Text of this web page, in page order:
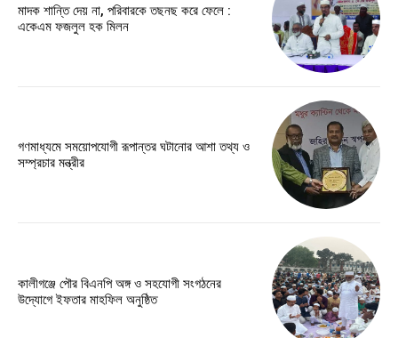
মাদক শান্তি দেয় না, পরিবারকে তছনছ করে ফেলে :
একেএম ফজলুল হক মিলন
গণমাধ্যমে সময়োপযোগী রূপান্তর ঘটানোর আশা তথ্য ও
সম্প্রচার মন্ত্রীর
কালীগঞ্জে পৌর বিএনপি অঙ্গ ও সহযোগী সংগঠনের
উদ্যোগে ইফতার মাহফিল অনুষ্ঠিত